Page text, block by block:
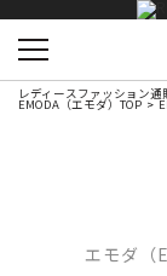
レディースファッション通
EMODA（エモダ）TOP
エモダ（